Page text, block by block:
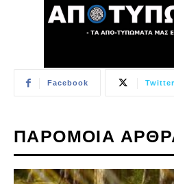
Facebook Twitter
ΠΑΡΟΜΟΙΑ